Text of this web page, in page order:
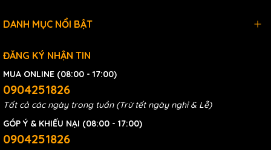
DANH MỤC NỔI BẬT
ĐĂNG KÝ NHẬN TIN
MUA ONLINE (08:00 - 17:00)
0904251826
Tất cả các ngày trong tuần (Trừ tết ngày nghỉ & Lễ)
GÓP Ý & KHIẾU NẠI (08:00 - 17:00)
0904251826